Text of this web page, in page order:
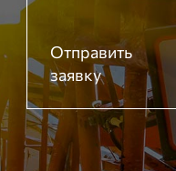
Отправить
заявку